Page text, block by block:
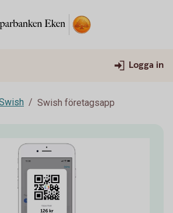
Logga in
Swish företagsapp